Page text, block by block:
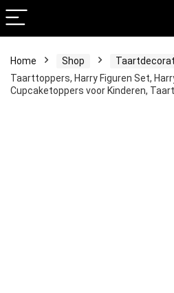
Home Shop
Taarttoppers, Harry Figuren Set,
Cupcaketoppers voor Kinderen,